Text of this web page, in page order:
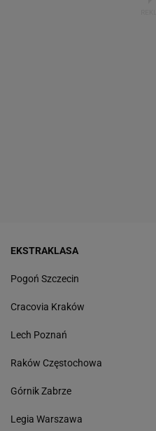
EKSTRAKLASA
Pogoń Szczecin
Cracovia Kraków
Lech Poznań
Raków Częstochowa
Górnik Zabrze
Legia Warszawa